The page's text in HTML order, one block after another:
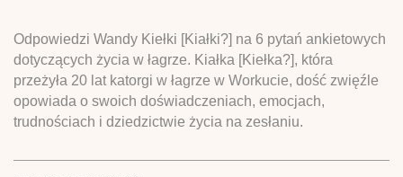
Odpowiedzi Wandy Kiełki [Kiałki?] na 6 pytań ankietowych
dotyczących życia w łagrze. Kiałka [Kiełka?], która
przeżyła 20 lat katorgi w łagrze w Workucie, dość zwięźle
opowiada o swoich doświadczeniach, emocjach,
trudnościach i dziedzictwie życia na zesłaniu.